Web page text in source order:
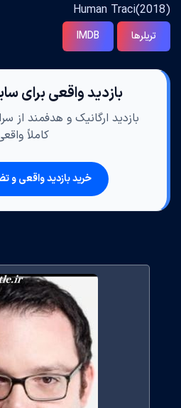
Human Traci(2018)
تریلرها IMDB
بازدید واقعی برای
بازدید ارگانیک و هدفمند از
کاملاً
خرید بازدید واقعی و